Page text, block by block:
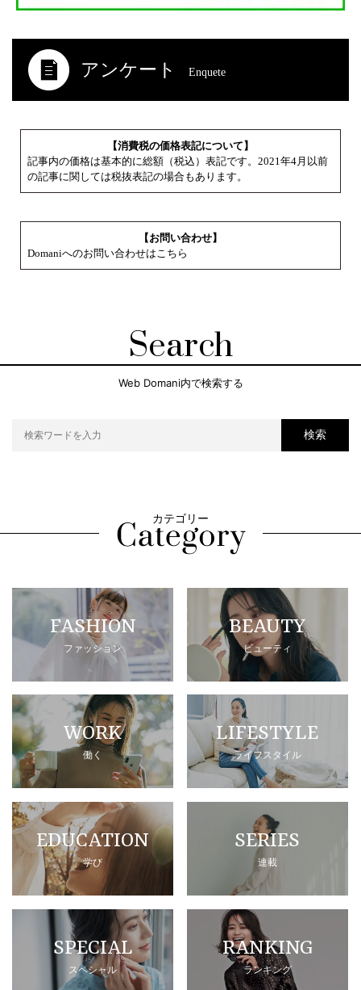
アンケート Enquete
【消費税の価格表記について】
記事内の価格は基本的に総額（税込）表記です。2021年4月以前
の記事に関しては税抜表記の場合もあります。
【お問い合わせ】
Domaniへのお問い合わせはこちら
Search
Web Domani内で検索する
検索
カテゴリー
FASHION
ファッション
BEAUTY
ビューティ
WORK
働く
LIFESTYLE
ライフスタイル
EDUCATION
学び
SERIES
連載
SPECIAL
スペシャル
RANKING
ランキング